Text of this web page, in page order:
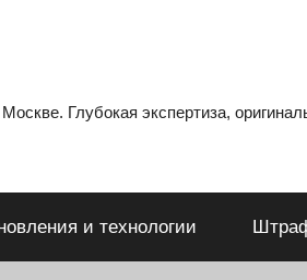
Глубокая экспертиза,
и технологии